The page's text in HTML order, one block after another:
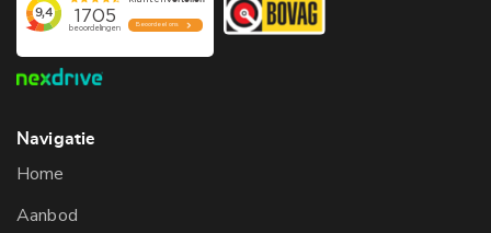
Navigatie
Home
Aanbod